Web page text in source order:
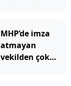
görevlisisiniz!
MHP’de imza
atmayan
vekilden çok